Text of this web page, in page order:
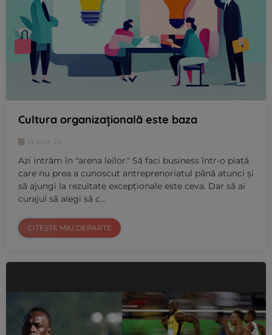
Cultura organizațională este baza
14 aug. 24
Azi intrăm în "arena leilor." Să faci business într-o piață
care nu prea a cunoscut antreprenoriatul până atunci și
să ajungi la rezultate excepționale este ceva. Dar să ai
curajul să alegi să c…
CITEȘTE MAI DEPARTE